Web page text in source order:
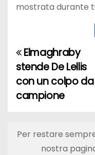
mostrata durante
N
a
v
g
Elmaghraby
stende De Lellis
con un colpo da
campione
Per restare
nostra